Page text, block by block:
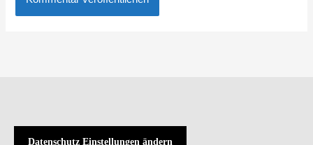
Datenschutz Einstellungen ändern